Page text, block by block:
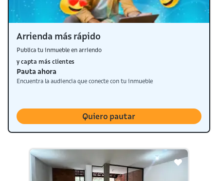
Arrienda más rápido
Publica tu inmueble en arriendo
y capta más clientes
Pauta ahora
Encuentra la audiencia que conecte con tu inmueble
Quiero pautar